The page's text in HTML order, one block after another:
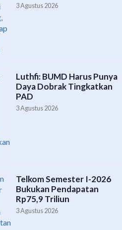
3 Agustus 2026
Luthfi: BUMD Harus Punya
Daya Dobrak Tingkatkan
PAD
3 Agustus 2026
Telkom Semester I-2026
Bukukan Pendapatan
Rp75,9 Triliun
3 Agustus 2026